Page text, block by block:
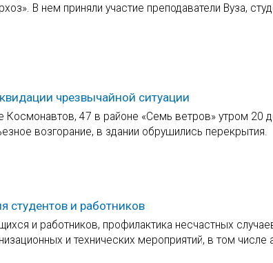
В нем приняли участие преподаватели Вуза,
чрезвычайной ситуации
Космонавтов, 47 в районе «Семь ветров» утром 20
возгорание, в здании обрушились перекрытия.
студентов и работников
и работников, профилактика несчастных
и технических мероприятий, в том числе